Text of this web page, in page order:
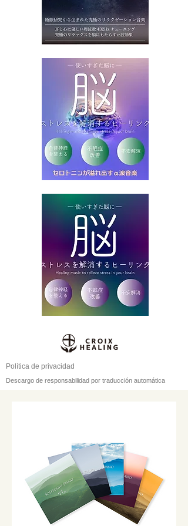
Política de privacidad
Descargo de responsabilidad por traducción automática